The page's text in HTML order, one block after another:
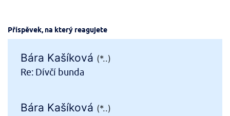
Příspěvek, na který reagujete
Bára Kašíková (*..)
Re: Dívčí bunda
Bára Kašíková (*..)